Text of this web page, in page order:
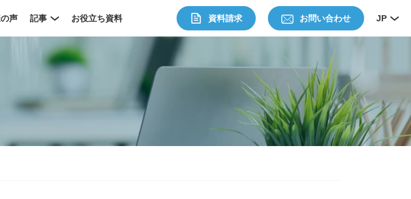
声 記事 お役立ち資料 JP
資料請求 お問い合わせ